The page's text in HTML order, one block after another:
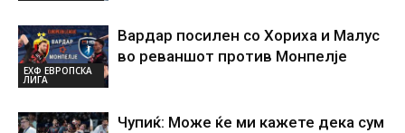
ЕХФ ЕВРОПСКА
ЛИГА
Вардар посилен со Хориха и Малус
во реваншот против Монпелје
Чупиќ: Може ќе ми кажете дека сум